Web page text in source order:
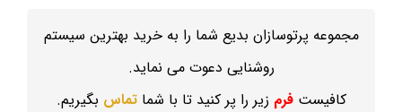
مجموعه پرتوسازان بدیع شما را به خرید بهترین سیستم
روشنایی دعوت می نماید.
کافیستفرم زیر را پر کنید تا با شماتماس بگیریم.